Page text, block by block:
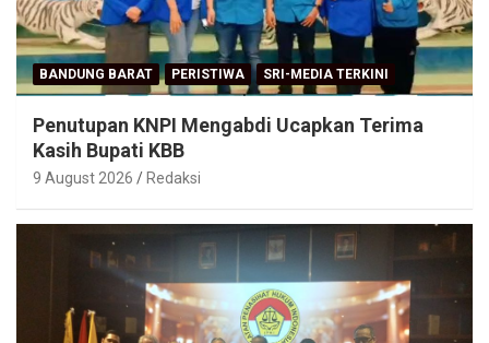
BANDUNG BARAT PERISTIWA SRI-MEDIA TERKINI
Penutupan KNPI Mengabdi Ucapkan Terima
Kasih Bupati KBB
9 August 2026 Redaksi